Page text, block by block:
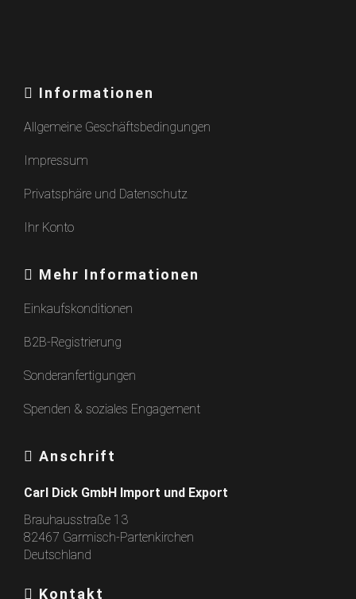
Informationen
Allgemeine Geschäftsbedingungen
Impressum
Privatsphäre und Datenschutz
Ihr Konto
Mehr Informationen
Einkaufskonditionen
B2B-Registrierung
Sonderanfertigungen
Spenden & soziales Engagement
Anschrift
Carl Dick GmbH Import und Export
Brauhausstraße 13
82467 Garmisch-Partenkirchen
Deutschland
Kontakt